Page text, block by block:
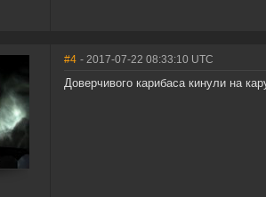
#4 - 2017-07-22 08:33:10 UTC
Доверчивого карибаса кинули на